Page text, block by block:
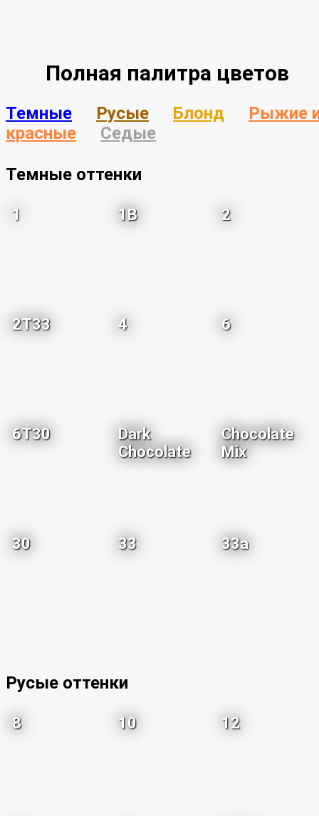
Полная палитра цветов
Темные Русые Блонд
Рыжие
красные
Седые
Темные оттенки
1 1B 2
2T33 4 6
6T30
Dark
Chocolate
Chocolate
Mix
30 33 33a
Русые оттенки
8 10 12